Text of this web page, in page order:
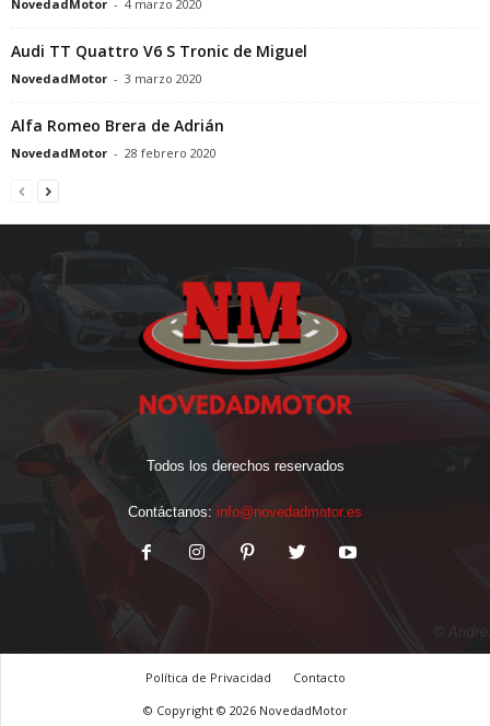
NovedadMotor - 4 marzo 2020
Audi TT Quattro V6 S Tronic de Miguel
NovedadMotor - 3 marzo 2020
Alfa Romeo Brera de Adrián
NovedadMotor - 28 febrero 2020
Todos los derechos reservados
Contáctanos: info@novedadmotor.es
Política de Privacidad
Contacto
© Copyright © 2026 NovedadMotor